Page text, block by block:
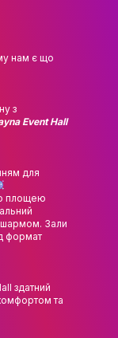
нам є що
з
Event Hall
для
площею
Зали
формат
здатний
та